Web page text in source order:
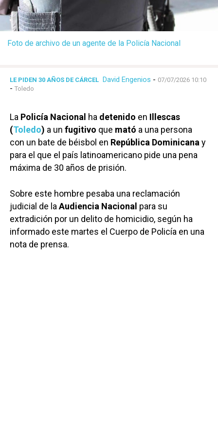
Foto de archivo de un agente de la Policía Nacional
LE PIDEN 30 AÑOS DE CÁRCEL David Engenios - 07/07/2026 10:10
- Toledo
La Policía Nacional ha detenido en Illescas
(Toledo) a un fugitivo que mató a una persona
con un bate de béisbol en República Dominicana y
para el que el país latinoamericano pide una pena
máxima de 30 años de prisión.
Sobre este hombre pesaba una reclamación
judicial de la Audiencia Nacional para su
extradición por un delito de homicidio, según ha
informado este martes el Cuerpo de Policía en una
nota de prensa.